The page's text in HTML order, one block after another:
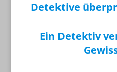
Detektive
Ein Detektiv